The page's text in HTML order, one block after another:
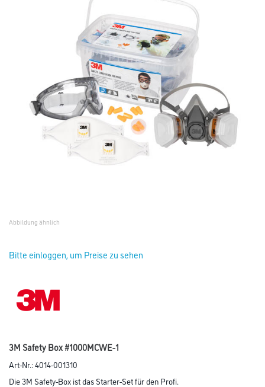
Abbildung ähnlich
Bitte einloggen, um Preise zu sehen
3M Safety Box #1000MCWE-1
Art-Nr.:4014-001310
Die 3M Safety-Box ist das Starter-Set für den Profi.